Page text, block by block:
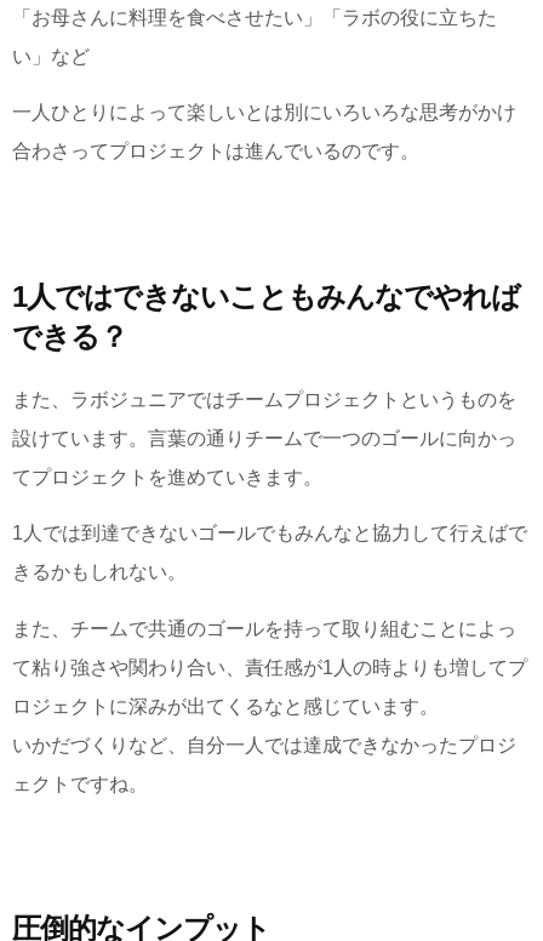
「お母さんに料理を食べさせたい」「ラボの役に立ちた
い」など
一人ひとりによって楽しいとは別にいろいろな思考がかけ
合わさってプロジェクトは進んでいるのです。
1人ではできないこともみんなでやれば
できる？
また、ラボジュニアではチームプロジェクトというものを
設けています。言葉の通りチームで一つのゴールに向かっ
てプロジェクトを進めていきます。
1人では到達できないゴールでもみんなと協力して行えばで
きるかもしれない。
また、チームで共通のゴールを持って取り組むことによっ
て粘り強さや関わり合い、責任感が1人の時よりも増してプ
ロジェクトに深みが出てくるなと感じています。
いかだづくりなど、自分一人では達成できなかったプロジ
ェクトですね。
圧倒的なインプット